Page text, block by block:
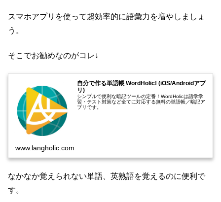
スマホアプリを使って超効率的に語彙力を増やしましょ
う。
そこでお勧めなのがコレ↓
自分で作る単語帳 WordHolic! (iOS/Androidアプ
リ)
シンプルで便利な暗記ツールの定番！WordHolicは語学学
習・テスト対策など全てに対応する無料の単語帳／暗記ア
プリです。
www.langholic.com
なかなか覚えられない単語、英熟語を覚えるのに便利で
す。